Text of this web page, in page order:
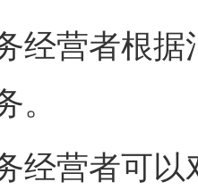
营者根据
。
营者可以